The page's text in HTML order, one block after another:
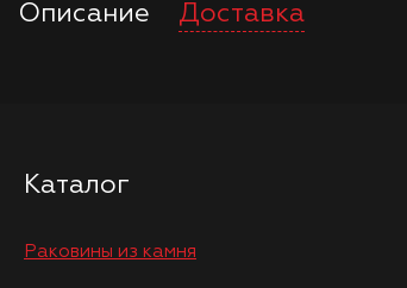
Описание Доставка
Каталог
Раковины из камня